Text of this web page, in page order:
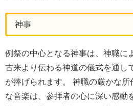
神事
例祭の中心となる神事は、神職に
古来より伝わる神道の儀式を通し
が捧げられます。 神職の厳かな
な音楽は、参拝者の心に深い感動